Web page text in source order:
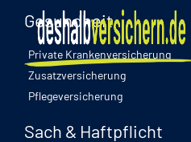
Gesundheit
Private Krankenversicherung
Zusatzversicherung
Pflegeversicherung
Sach & Haftpflicht